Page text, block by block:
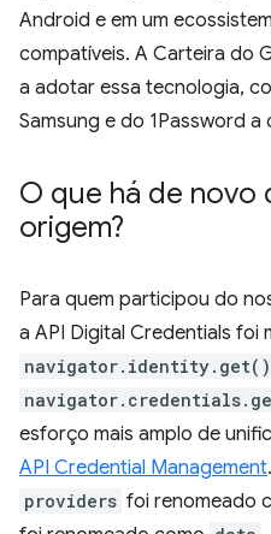
Android e em um
compatíveis. A Carteira do
a adotar essa tecnologia,
Samsung e do 1Password a
O que há de novo
origem?
Para quem participou do
a API Digital Credentials foi
navigator.identity.get()
esforço mais amplo de
API Credential Management
providers foi renomeado